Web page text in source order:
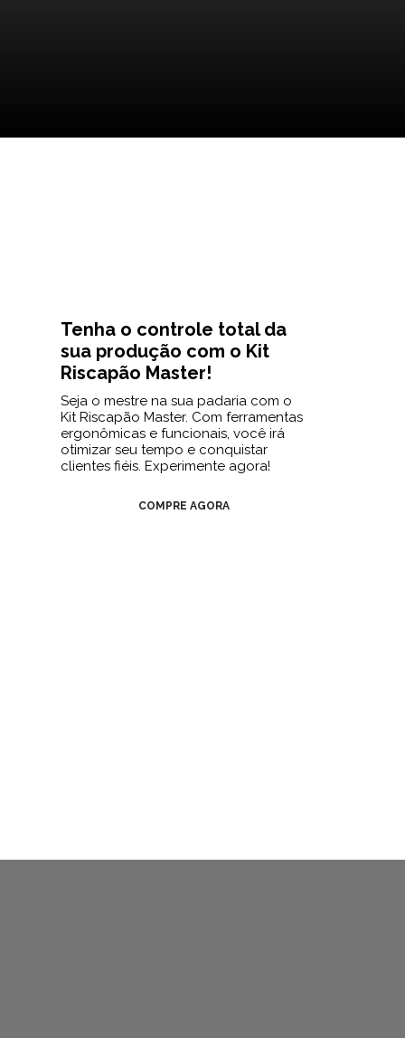
Tenha o controle total da
sua produção com o Kit
Riscapão Master!
Seja o mestre na sua padaria com o
Kit Riscapão Master. Com ferramentas
ergonômicas e funcionais, você irá
otimizar seu tempo e conquistar
clientes fiéis. Experimente agora!
COMPRE AGORA